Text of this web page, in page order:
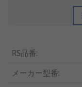
RS品番:
メーカー型番: